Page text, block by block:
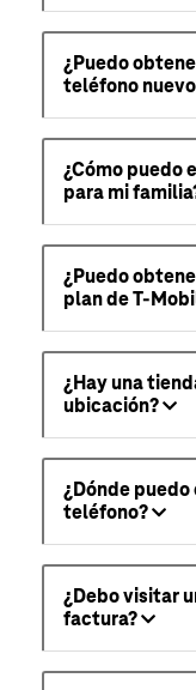
¿Puedo
teléfono
¿Cómo puedo
para mi
¿Puedo
plan de T-
¿Hay una
ubicación?
¿Dónde
teléfono?
¿Debo visitar
factura?